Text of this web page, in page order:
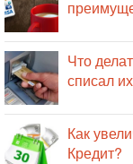
Что
списал
Как
Кредит?